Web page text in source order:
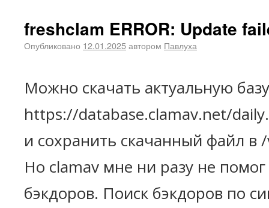
freshclam ERROR: Update
Опубликовано 12.01.2025автором Павлуха
Можно скачать актуальную
https://database.clamav.net/
и сохранить скачанный файл в
Но clamav мне ни разу не помог
бэкдоров. Поиск бэкдоров по